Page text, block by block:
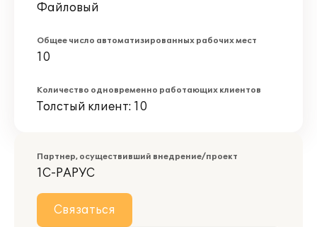
Файловый
Общее число автоматизированных рабочих мест
10
Количество одновременно работающих клиентов
Толстый клиент: 10
Партнер, осуществивший внедрение/проект
1С-РАРУС
Связаться